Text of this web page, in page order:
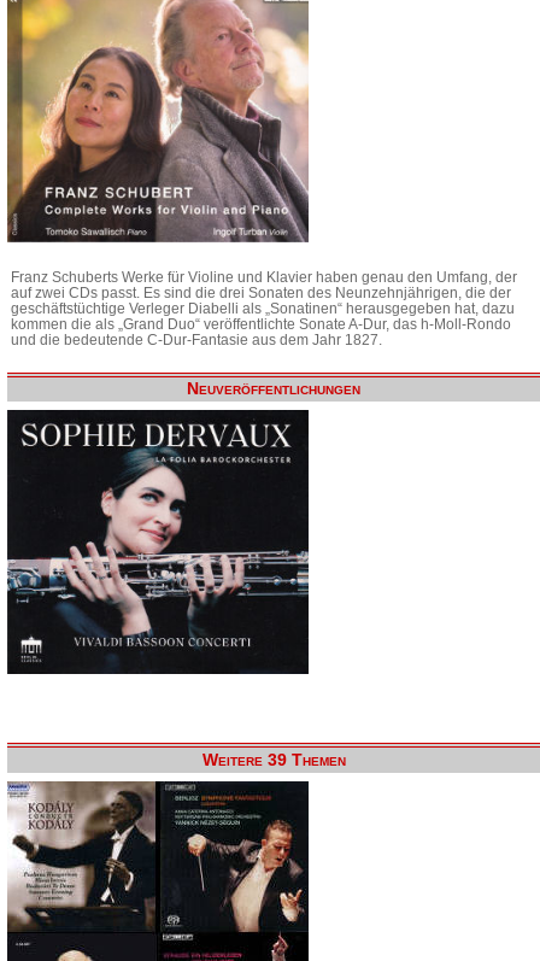
Franz Schuberts Werke für Violine und Klavier haben genau den Umfang, der
auf zwei CDs passt. Es sind die drei Sonaten des Neunzehnjährigen, die der
geschäftstüchtige Verleger Diabelli als „Sonatinen“ herausgegeben hat, dazu
kommen die als „Grand Duo“ veröffentlichte Sonate A-Dur, das h-Moll-Rondo
und die bedeutende C-Dur-Fantasie aus dem Jahr 1827.
Neuveröffentlichungen
Weitere 39 Themen